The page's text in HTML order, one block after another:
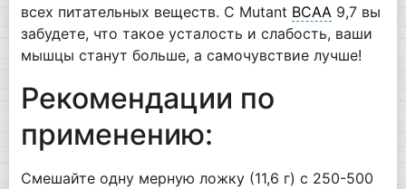
всех питательных веществ. С Mutant BCAA 9,7 вы
забудете, что такое усталость и слабость, ваши
мышцы станут больше, а самочувствие лучше!
Рекомендации по
применению:
Смешайте одну мерную ложку (11,6 г) с 250-500